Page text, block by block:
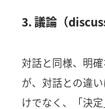
3. 議論（
対話と同様、明
が、対話との違
けでなく、「決定